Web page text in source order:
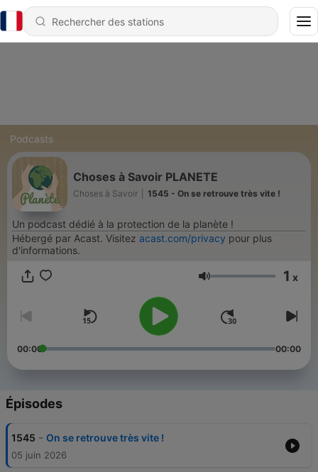
Podcasts
Choses à Savoir PLANETE
Choses à Savoir 1545 - On se retrouve très vite !
Un podcast dédié à la protection de la planète !
Hébergé par Acast. Visitez acast.com/privacy pour plus
d'informations.
Volume 1 x
00:00 00:00
Épisodes
1545 - On se retrouve très vite !
05 juin 2026